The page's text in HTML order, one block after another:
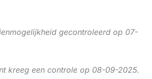
gecontroleerd op 07-
kreeg een controle op 08-09-2025.